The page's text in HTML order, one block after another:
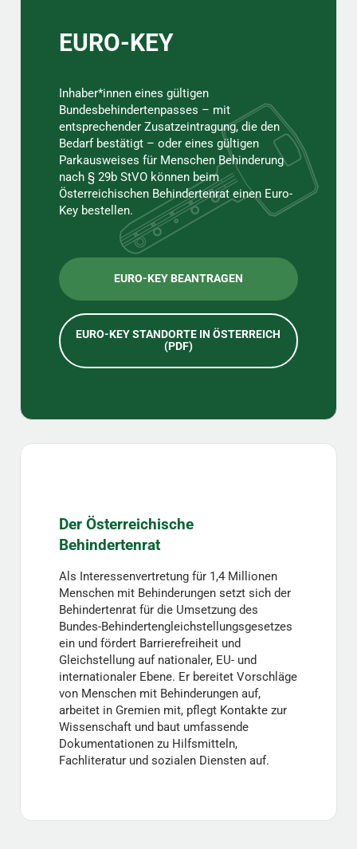
EURO-KEY
Inhaber*innen eines gültigen
Bundesbehindertenpasses – mit
entsprechender Zusatzeintragung, die den
Bedarf bestätigt – oder eines gültigen
Parkausweises für Menschen Behinderung
nach § 29b StVO können beim
Österreichischen Behindertenrat einen Euro-
Key bestellen.
EURO-KEY BEANTRAGEN
EURO-KEY STANDORTE IN ÖSTERREICH
(PDF)
Der Österreichische
Behindertenrat
Als Interessenvertretung für 1,4 Millionen
Menschen mit Behinderungen setzt sich der
Behindertenrat für die Umsetzung des
Bundes-Behindertengleichstellungsgesetzes
ein und fördert Barrierefreiheit und
Gleichstellung auf nationaler, EU- und
internationaler Ebene. Er bereitet Vorschläge
von Menschen mit Behinderungen auf,
arbeitet in Gremien mit, pflegt Kontakte zur
Wissenschaft und baut umfassende
Dokumentationen zu Hilfsmitteln,
Fachliteratur und sozialen Diensten auf.